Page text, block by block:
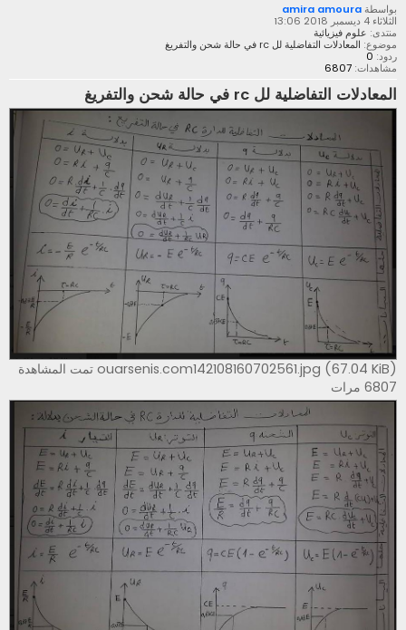
بواسطةamira amoura
الثلاثاء 4 ديسمبر 2018 13:06
منتدى: علوم فيزيائية
موضوع: المعادلات التفاضلية لل rc في حالة شحن والتفريغ
ردود:0
مشاهدات: 6807
المعادلات التفاضلية لل rc في حالة شحن والتفريغ
ouarsenis.com142108160702561.jpg (67.04 KiB) تمت المشاهدة
6807 مرات